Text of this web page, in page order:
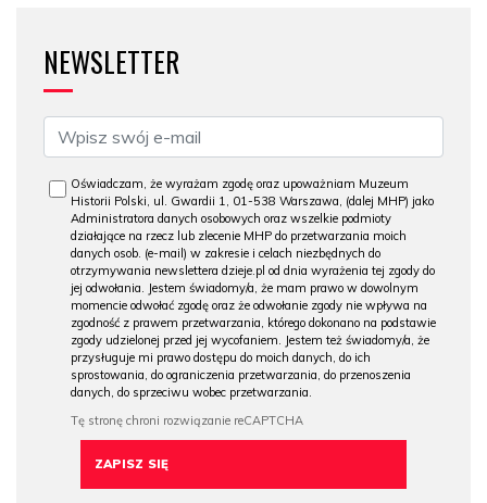
NEWSLETTER
Oświadczam, że wyrażam zgodę oraz upoważniam Muzeum
Historii Polski, ul. Gwardii 1, 01-538 Warszawa, (dalej MHP) jako
Administratora danych osobowych oraz wszelkie podmioty
działające na rzecz lub zlecenie MHP do przetwarzania moich
danych osob. (e-mail) w zakresie i celach niezbędnych do
otrzymywania newslettera dzieje.pl od dnia wyrażenia tej zgody do
jej odwołania. Jestem świadomy/a, że mam prawo w dowolnym
momencie odwołać zgodę oraz że odwołanie zgody nie wpływa na
zgodność z prawem przetwarzania, którego dokonano na podstawie
zgody udzielonej przed jej wycofaniem. Jestem też świadomy/a, że
przysługuje mi prawo dostępu do moich danych, do ich
sprostowania, do ograniczenia przetwarzania, do przenoszenia
danych, do sprzeciwu wobec przetwarzania.